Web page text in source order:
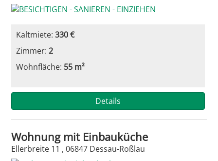
Kaltmiete:330 €
Zimmer:2
Wohnfläche: 55 m²
Details
Wohnung mit Einbauküche
Ellerbreite 11 , 06847 Dessau-Roßlau